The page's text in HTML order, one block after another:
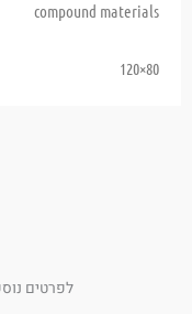
compound materials
80×120
לפרטים